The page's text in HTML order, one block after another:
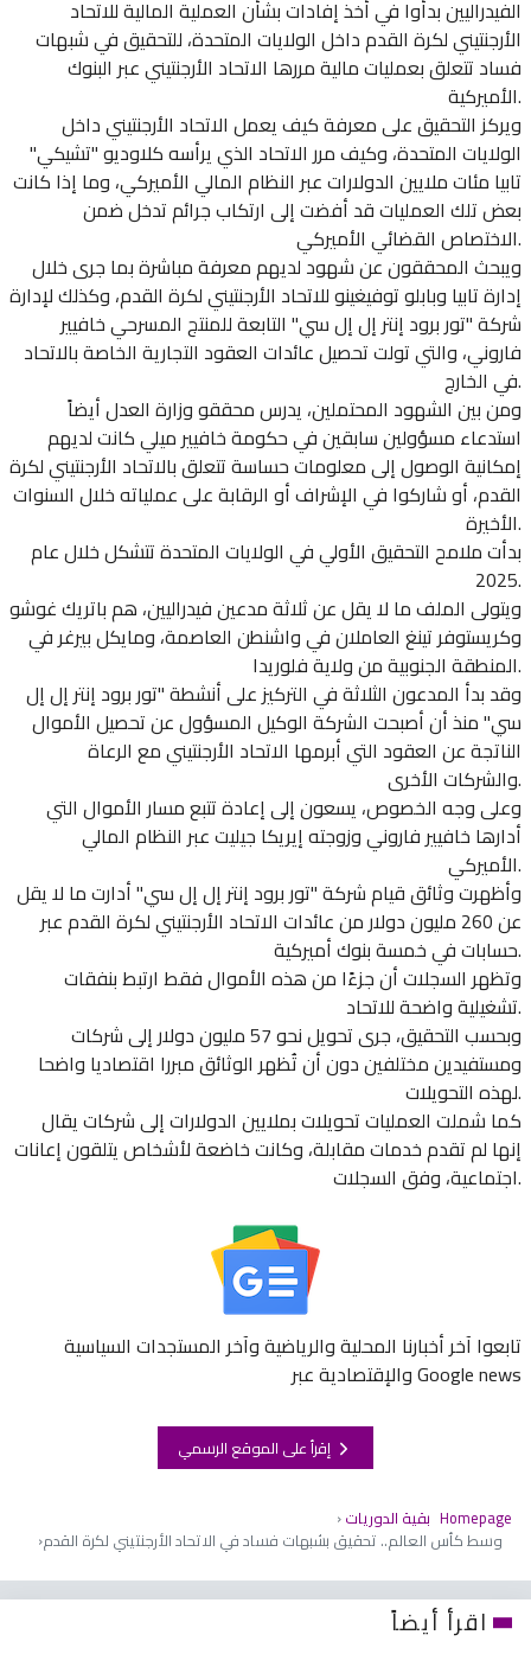
الفيدراليين بدأوا في أخذ إفادات بشأن العملية المالية للاتحاد
الأرجنتيني لكرة القدم داخل الولايات المتحدة، للتحقيق في شبهات
فساد تتعلق بعمليات مالية مررها الاتحاد الأرجنتيني عبر البنوك
الأميركية.
ويركز التحقيق على معرفة كيف يعمل الاتحاد الأرجنتيني داخل
الولايات المتحدة، وكيف مرر الاتحاد الذي يرأسه كلاوديو "تشيكي"
تابيا مئات ملايين الدولارات عبر النظام المالي الأميركي، وما إذا كانت
بعض تلك العمليات قد أفضت إلى ارتكاب جرائم تدخل ضمن
الاختصاص القضائي الأميركي.
ويبحث المحققون عن شهود لديهم معرفة مباشرة بما جرى خلال
إدارة تابيا وبابلو توفيغينو للاتحاد الأرجنتيني لكرة القدم، وكذلك لإدارة
شركة "تور برود إنتر إل إل سي" التابعة للمنتج المسرحي خافيير
فاروني، والتي تولت تحصيل عائدات العقود التجارية الخاصة بالاتحاد
في الخارج.
ومن بين الشهود المحتملين، يدرس محققو وزارة العدل أيضاً
استدعاء مسؤولين سابقين في حكومة خافيير ميلي كانت لديهم
إمكانية الوصول إلى معلومات حساسة تتعلق بالاتحاد الأرجنتيني لكرة
القدم، أو شاركوا في الإشراف أو الرقابة على عملياته خلال السنوات
الأخيرة.
بدأت ملامح التحقيق الأولي في الولايات المتحدة تتشكل خلال عام
2025.
ويتولى الملف ما لا يقل عن ثلاثة مدعين فيدراليين، هم باتريك غوشو
وكريستوفر تينغ العاملان في واشنطن العاصمة، ومايكل بيرغر في
المنطقة الجنوبية من ولاية فلوريدا.
وقد بدأ المدعون الثلاثة في التركيز على أنشطة "تور برود إنتر إل إل
سي" منذ أن أصبحت الشركة الوكيل المسؤول عن تحصيل الأموال
الناتجة عن العقود التي أبرمها الاتحاد الأرجنتيني مع الرعاة
والشركات الأخرى.
وعلى وجه الخصوص، يسعون إلى إعادة تتبع مسار الأموال التي
أدارها خافيير فاروني وزوجته إيريكا جيليت عبر النظام المالي
الأميركي.
وأظهرت وثائق قيام شركة "تور برود إنتر إل إل سي" أدارت ما لا يقل
عن 260 مليون دولار من عائدات الاتحاد الأرجنتيني لكرة القدم عبر
حسابات في خمسة بنوك أميركية.
وتظهر السجلات أن جزءًا من هذه الأموال فقط ارتبط بنفقات
تشغيلية واضحة للاتحاد.
وبحسب التحقيق، جرى تحويل نحو 57 مليون دولار إلى شركات
ومستفيدين مختلفين دون أن تُظهر الوثائق مبررا اقتصاديا واضحا
لهذه التحويلات.
كما شملت العمليات تحويلات بملايين الدولارات إلى شركات يقال
إنها لم تقدم خدمات مقابلة، وكانت خاضعة لأشخاص يتلقون إعانات
اجتماعية، وفق السجلات.
تابعوا آخر أخبارنا المحلية والرياضية وآخر المستجدات السياسية
والإقتصادية عبر Google news
Homepage بقية الدوريات
وسط كأس العالم.. تحقيق بشبهات فساد في الاتحاد الأرجنتيني لكرة القدم
اقرأ أيضاً